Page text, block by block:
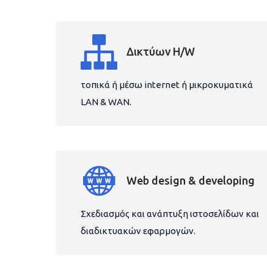
Δικτύων H/W
τοπικά ή μέσω internet ή μικροκυματικά
LAN & WAN.
Web design & developing
Σχεδιασμός και ανάπτυξη ιστοσελίδων και
διαδικτυακών εφαρμογών.